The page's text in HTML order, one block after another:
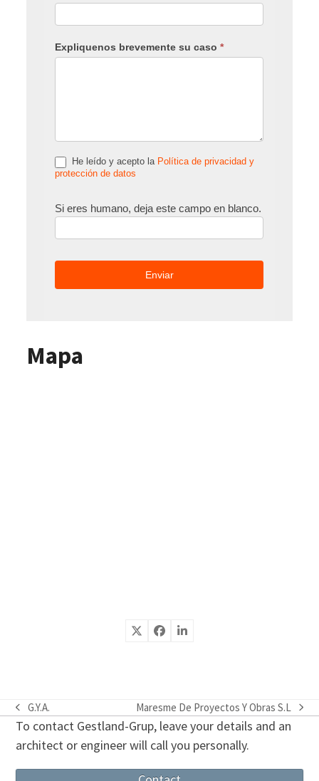
Expliquenos brevemente su caso*
He leído y acepto la Política de privacidad y
protección de datos
Si eres humano, deja este campo en blanco.
Mapa
previous
post:
G.Y.A.
next
post:
Maresme De Proyectos Y Obras S.L
To contact Gestland-Grup, leave your details and an
architect or engineer will call you personally.